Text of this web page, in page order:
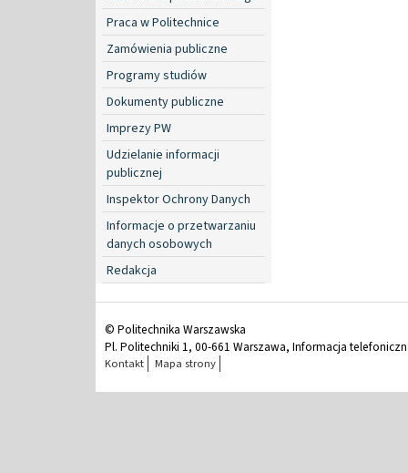
Praca w Politechnice
Zamówienia publiczne
Programy studiów
Dokumenty publiczne
Imprezy PW
Udzielanie informacji
publicznej
Inspektor Ochrony Danych
Informacje o przetwarzaniu
danych osobowych
Redakcja
© Politechnika Warszawska
Pl. Politechniki 1, 00-661 Warszawa, Informacja
Kontakt Mapa strony